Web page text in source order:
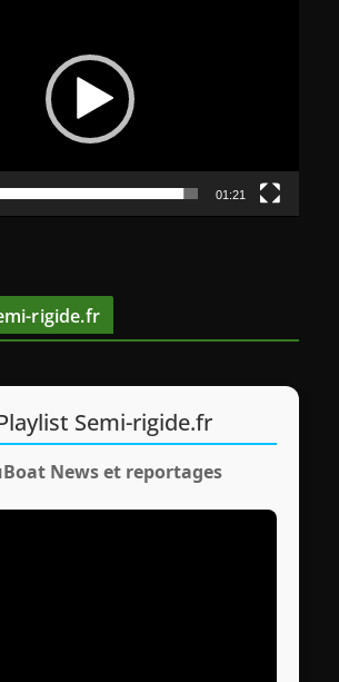
01:21
rigide.fr
Semi-rigide.fr
News et reportages